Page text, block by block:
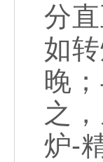
分
如
晚
之
炉-